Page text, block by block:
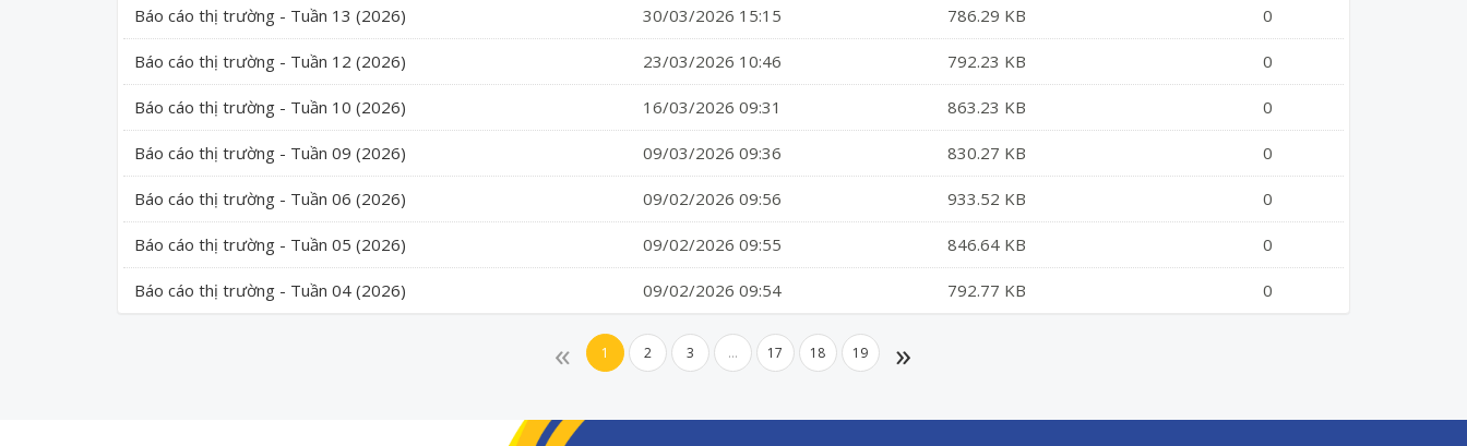
Báo cáo thị trường - Tuần 13 (2026) 30/03/2026 15:15 786.29 KB 0
Báo cáo thị trường - Tuần 12 (2026) 23/03/2026 10:46 792.23 KB 0
Báo cáo thị trường - Tuần 10 (2026) 16/03/2026 09:31 863.23 KB 0
Báo cáo thị trường - Tuần 09 (2026) 09/03/2026 09:36 830.27 KB 0
Báo cáo thị trường - Tuần 06 (2026) 09/02/2026 09:56 933.52 KB 0
Báo cáo thị trường - Tuần 05 (2026) 09/02/2026 09:55 846.64 KB 0
Báo cáo thị trường - Tuần 04 (2026) 09/02/2026 09:54 792.77 KB 0
« 1 2 3 ... 17 18 19 »